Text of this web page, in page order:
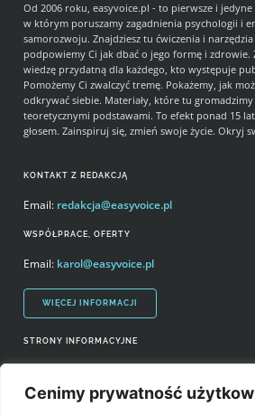
Cenimy prywatność
STRONY INFORMACYJNE
Prawa autorskie i wykorzystywanie treści
KONTAKT Z REDAKCJĄ
Email: redakcja@easyvoice.pl
WSPÓŁPRACE, OFERTY
Email: karol@easyvoice.pl
WIĘCEJ INFORMACJI
Od 2006 roku, easyvoice.pl - to pierwsze i
w którym poruszamy zagadnienia psychologii i
samorozwoju. Znajdziesz tu ćwiczenia i
podpowiemy Ci jak dbać o jego formę i zdrowie.
wiedzę przydatną dla każdego, kto występuje
Pomożemy Ci zwalczyć tremę. Pokażemy, jak
odkrywać siebie. Materiały, które tu
teoretycznymi podstawami. To efekt ponad 15
głosem. Zainspiruj się, zmień swoje życie. Okryj